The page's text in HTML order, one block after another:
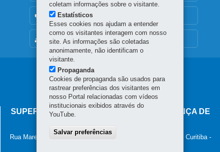
MAPA DO SITE
OUVIDORIA
Navegação
principal
SUPERINTENDÊNCIA-GERAL DE GOVERNANÇA DE
Rua Marechal Deodoro, 806, 13º andar - Centro Curitiba -
coletam informações sobre o visitante.
Estatísticos
Esses cookies nos ajudam a entender
como os visitantes interagem com nosso
site. As informações são coletadas
anonimamente, não identificam o
visitante.
Propaganda
Cookies de propaganda são usados para
rastrear preferências dos visitantes em
nosso Portal relacionadas com vídeos
institucionais exibidos através do
YouTube.
Salvar preferências